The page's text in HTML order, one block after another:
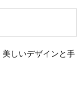
しいデザインと手